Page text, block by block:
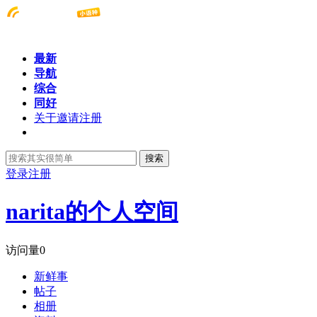
最新
导航
综合
同好
关于邀请注册
搜索
登录注册
narita的个人空间
访问量0
新鲜事
帖子
相册